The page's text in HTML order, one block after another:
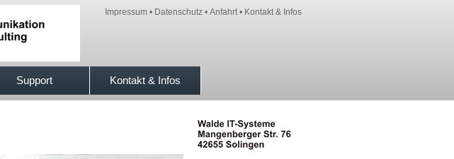
Impressum • Datenschutz • Anfahrt• Kontakt & Infos
Support Kontakt & Infos